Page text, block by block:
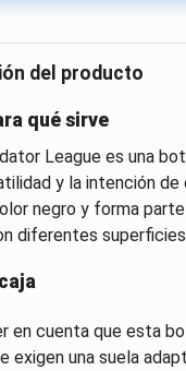
del producto
qué sirve
League es una
y la intención
negro y forma
diferentes
en cuenta que esta
exigen una suela